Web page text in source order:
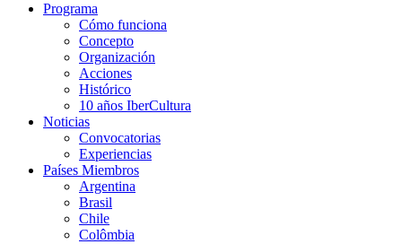
Programa
Cómo funciona
Concepto
Organización
Acciones
Histórico
10 años IberCultura
Noticias
Convocatorias
Experiencias
Países Miembros
Argentina
Brasil
Chile
Colômbia